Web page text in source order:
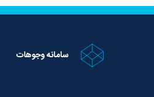
سامانه وجوهات